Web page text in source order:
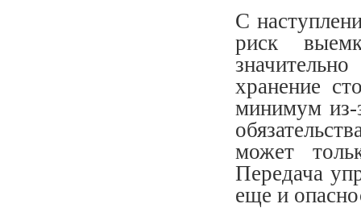
С
риск
хранение
минимум из-
может
Передача
еще и